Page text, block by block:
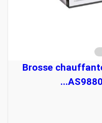
Brosse